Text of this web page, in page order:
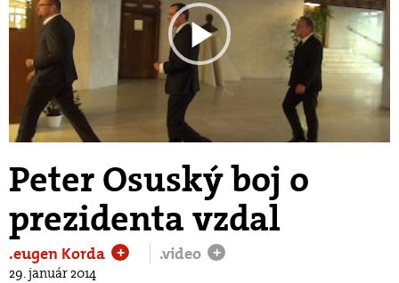
Play
Video
Peter Osuský boj o
prezidenta vzdal
.eugen Korda + .video +
29. január 2014